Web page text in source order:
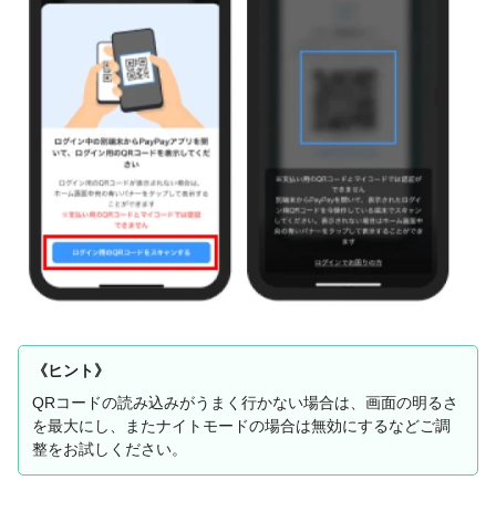
《ヒント》
QRコードの読み込みがうまく行かない場合は、画面の明るさ
を最大にし、またナイトモードの場合は無効にするなどご調
整をお試しください。